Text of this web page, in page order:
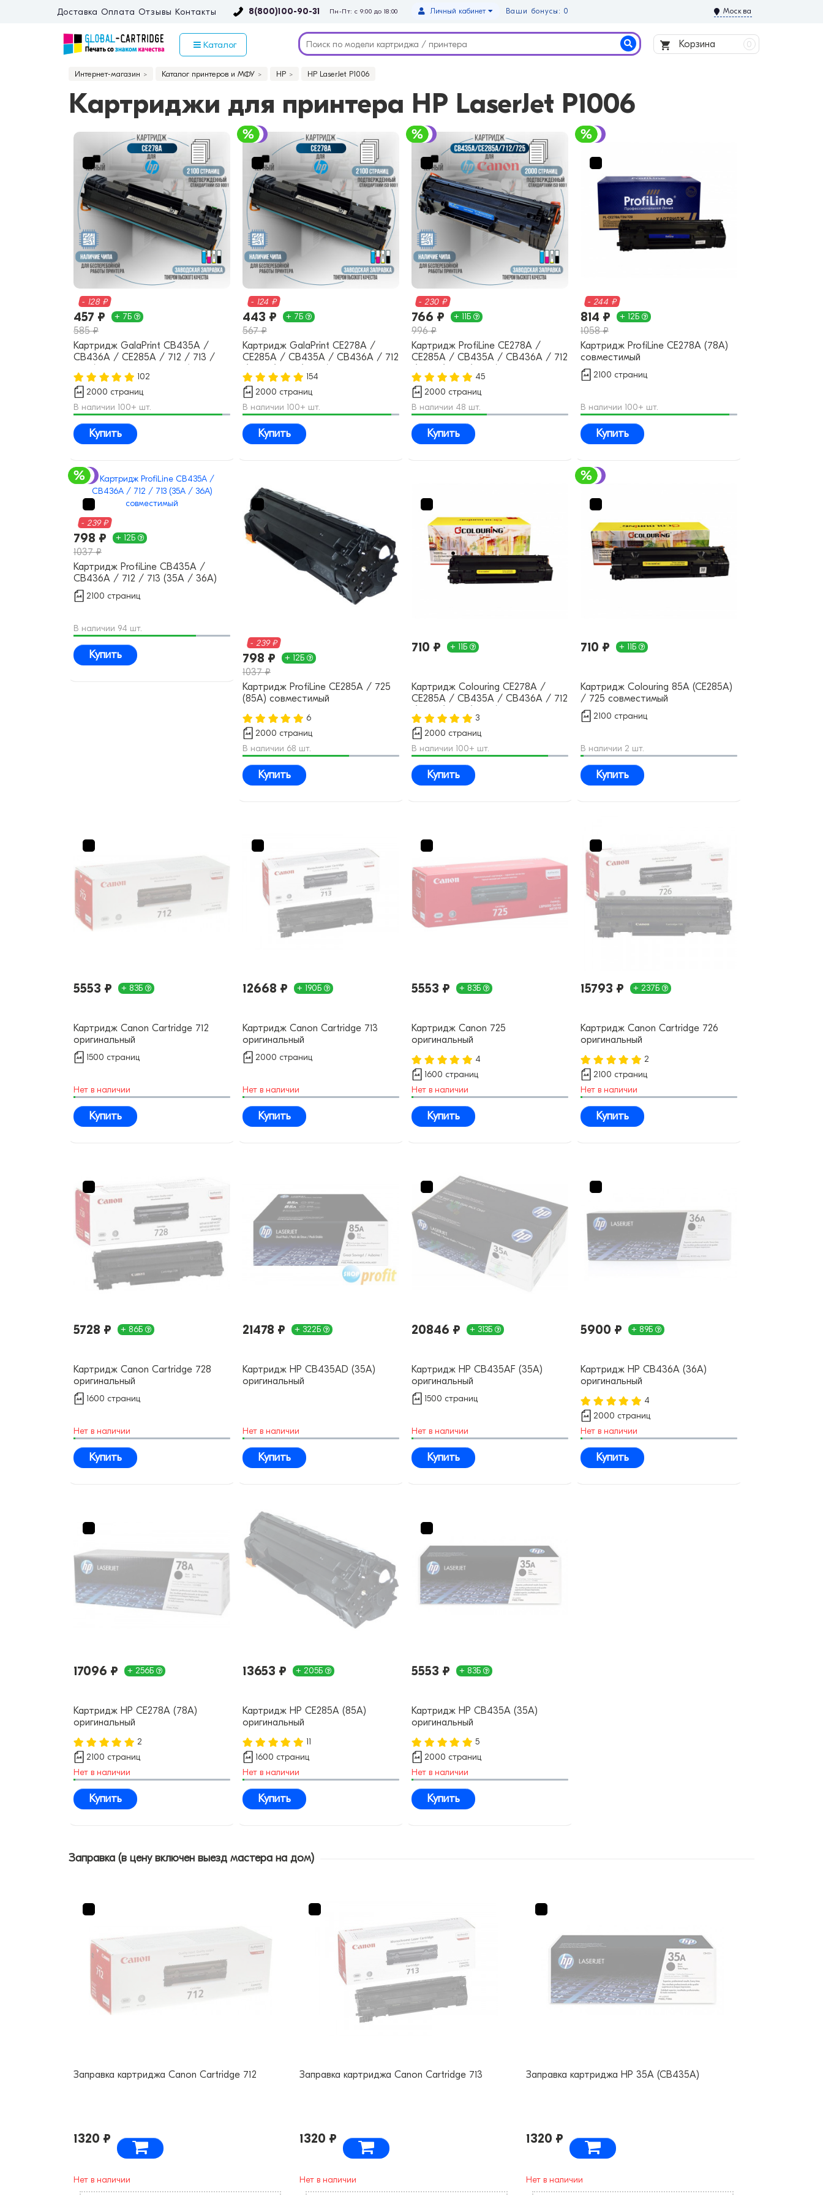
Доставка Оплата Отзывы Контакты 8(800)100-90-31 Пн-Пт: с 9:00 до 18:00 Ваши бонусы: 0
Личный кабинет Москва
Каталог Корзина 0
Интернет-магазин Каталог принтеров и МФУ HP HP LaserJet P1006
Картриджи для принтера HP LaserJet P1006
- 128 ₽
457 ₽ + 7Б
585 ₽
Картридж GalaPrint CB435A /
CB436A / CE285A / 712 / 713 /
совместимый 102
2000 страниц
В наличии 100+ шт.
Купить
- 124 ₽
443 ₽ + 7Б
567 ₽
Картридж GalaPrint CE278A /
CE285A / CB435A / CB436A / 712
36A) совместимый
154
2000 страниц
В наличии 100+ шт.
Купить
- 230 ₽
766 ₽ + 11Б
996 ₽
Картридж ProfiLine CE278A /
CE285A / CB435A / CB436A / 712
36A) совместимый
45
2000 страниц
В наличии 48 шт.
Купить
- 244 ₽
814 ₽ + 12Б
1058 ₽
Картридж ProfiLine CE278A (78A)
совместимый
2100 страниц
В наличии 100+ шт.
Купить
- 239 ₽
798 ₽ + 12Б
1037 ₽
Картридж ProfiLine CB435A /
CB436A / 712 / 713 (35A / 36A)
совместимый
2100 страниц
В наличии 94 шт.
Купить
- 239 ₽
798 ₽ + 12Б
1037 ₽
Картридж ProfiLine CE285A / 725
(85A) совместимый
6
2000 страниц
В наличии 68 шт.
Купить
710 ₽ + 11Б
Картридж Colouring CE278A /
CE285A / CB435A / CB436A / 712
36A) совместимый
3
2000 страниц
В наличии 100+ шт.
Купить
710 ₽ + 11Б
Картридж Colouring 85A (CE285A)
/ 725 совместимый
2100 страниц
В наличии 2 шт.
Купить
5553 ₽ + 83Б
Картридж Canon Cartridge 712
оригинальный
1500 страниц
Нет в наличии
Купить
12668 ₽ + 190Б
Картридж Canon Cartridge 713
оригинальный
2000 страниц
Нет в наличии
Купить
5553 ₽ + 83Б
Картридж Canon 725
оригинальный
4
1600 страниц
Нет в наличии
Купить
15793 ₽ + 237Б
Картридж Canon Cartridge 726
оригинальный
2
2100 страниц
Нет в наличии
Купить
5728 ₽ + 86Б
Картридж Canon Cartridge 728
оригинальный
1600 страниц
Нет в наличии
Купить
21478 ₽ + 322Б
Картридж HP CB435AD (35A)
оригинальный
Нет в наличии
Купить
20846 ₽ + 313Б
Картридж HP CB435AF (35A)
оригинальный
1500 страниц
Нет в наличии
Купить
5900 ₽ + 89Б
Картридж HP CB436A (36A)
оригинальный
4
2000 страниц
Нет в наличии
Купить
17096 ₽ + 256Б
Картридж HP CE278A (78A)
оригинальный
2
2100 страниц
Нет в наличии
Купить
13653 ₽ + 205Б
Картридж HP CE285A (85A)
оригинальный
11
1600 страниц
Нет в наличии
Купить
5553 ₽ + 83Б
Картридж HP CB435A (35A)
оригинальный
5
2000 страниц
Нет в наличии
Купить
Заправка (в цену включен выезд мастера на дом)
Заправка картриджа Canon Cartridge 712
1320 ₽
Нет в наличии
Заправка картриджа Canon Cartridge 713
1320 ₽
Нет в наличии
Заправка картриджа HP 35A (CB435A)
1320 ₽
Нет в наличии